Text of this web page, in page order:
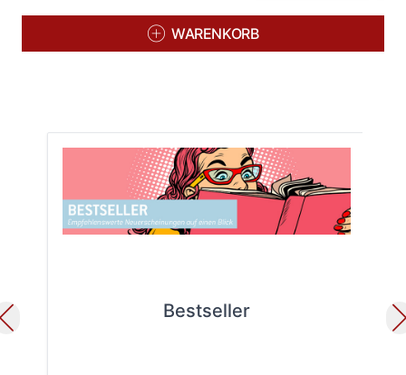
WARENKORB
Bestseller